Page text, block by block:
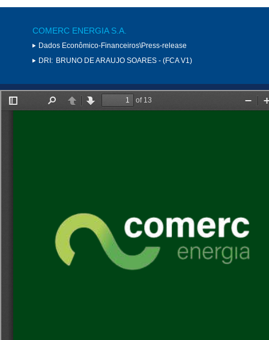
COMERC ENERGIA S.A.
Dados Econômico-Financeiros\Press-release
DRI: BRUNO DE ARAUJO SOARES - (FCA V1)